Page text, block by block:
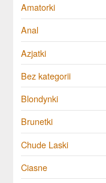
Amatorki
Anal
Azjatki
Bez kategorii
Blondynki
Brunetki
Chude Laski
Ciasne